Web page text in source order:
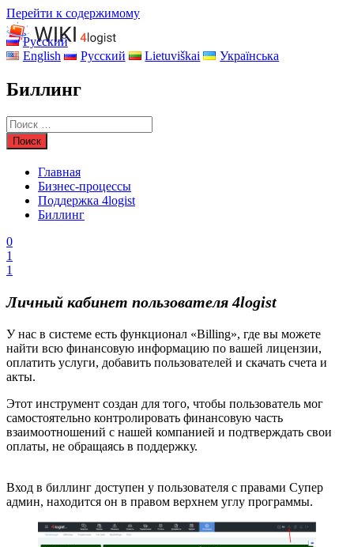
Перейти к содержимому
Русский
English
Русский Lietuviškai Українська
Биллинг
Главная
Бизнес-процессы
Поддержка 4logist
Биллинг
0
1
1
Личный кабинет пользователя 4logist
У нас в системе есть функционал «Billing», где вы можете
найти всю финансовую информацию по вашей лицензии,
оплатить услуги, добавить пользователей и скачать счета и
акты.
Этот инструмент создан для того, чтобы пользователь мог
самостоятельно контролировать финансовую часть
взаимоотношений с нашей компанией и подтверждать свои
оплаты, не обращаясь в поддержку.
Вход в биллинг доступен у пользователя с правами Супер
админ, находится он в правом верхнем углу программы.